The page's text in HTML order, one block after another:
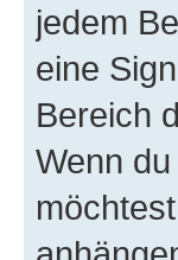
jedem
eine
Bereich
Wenn